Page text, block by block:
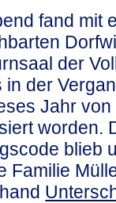
fand mit
der
in der
Jahr von
worden.
blieb
Familie